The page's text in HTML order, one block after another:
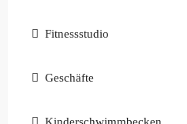
Fitnessstudio
Geschäfte